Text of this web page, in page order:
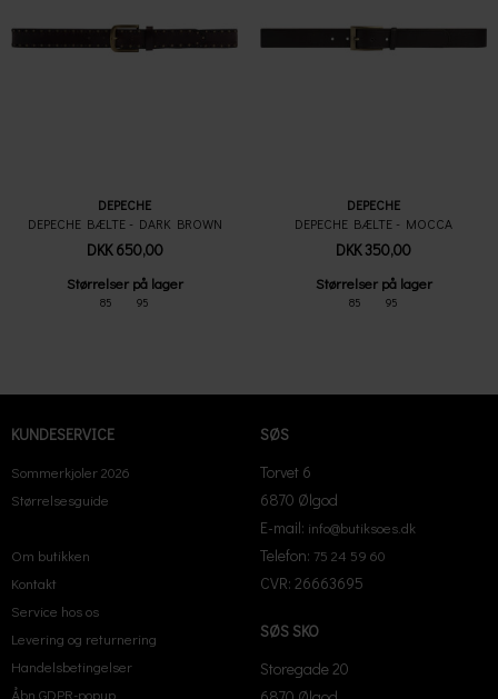
Størrelser på lager
85 95
DEPECHE
DEPECHE BÆLTE - DARK BROWN
DKK 650,00
Størrelser på lager
85 95
DEPECHE
DEPECHE BÆLTE - MOCCA
DKK 350,00
KUNDESERVICE
Sommerkjoler 2026
Størrelsesguide
Om butikken
Kontakt
Service hos os
Levering og returnering
Handelsbetingelser
Åbn GDPR-popup
SØS
Torvet 6
6870 Ølgod
E-mail: info@butiksoes.dk
Telefon: 75 24 59 60
CVR: 26663695
SØS SKO
Storegade 20